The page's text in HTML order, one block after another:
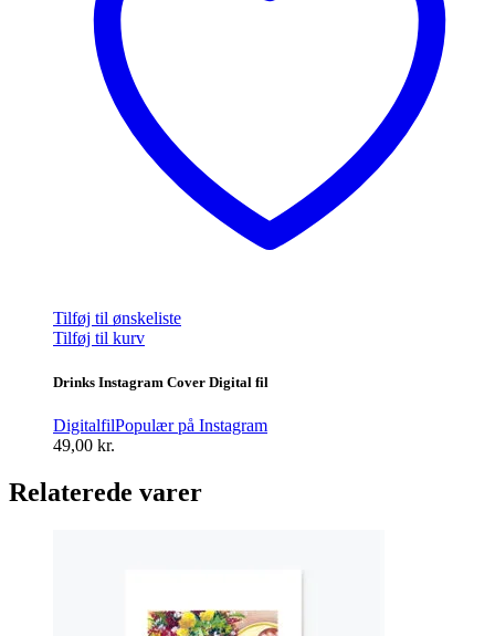
Tilføj til ønskeliste
Tilføj til kurv
Drinks Instagram Cover Digital fil
DigitalfilPopulær på Instagram
49,00 kr.
Relaterede varer